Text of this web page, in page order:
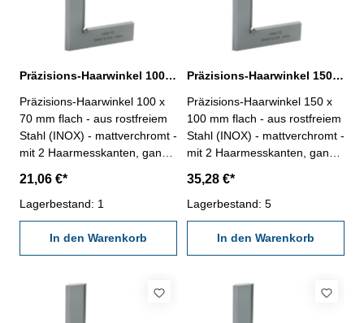
Präzisions-Haarwinkel 100 x 70 mm flach DIN 875/00
Präzisions-Haarwinkel 100 x
70 mm flach - aus rostfreiem
Stahl (INOX) - mattverchromt -
mit 2 Haarmesskanten, ganz
875/00 - im Behältnis/Kasten
Abmessung : 100 x 70 mm
21,06 €*
Lagerbestand: 1
In den Warenkorb
Präzisions-Haarwinkel 150 x 100 mm flach DIN 875/00
Präzisions-Haarwinkel 150 x
100 mm flach - aus rostfreiem
Stahl (INOX) - mattverchromt -
mit 2 Haarmesskanten, ganz
875/00 - im Behältnis/Kasten
Abmessung : 150 x 100 mm
35,28 €*
Lagerbestand: 5
In den Warenkorb